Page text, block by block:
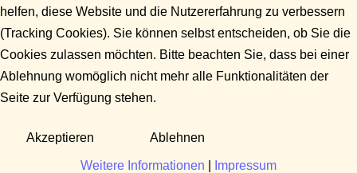
helfen, diese Website und die Nutzererfahrung zu verbessern
(Tracking Cookies). Sie können selbst entscheiden, ob Sie die
Cookies zulassen möchten. Bitte beachten Sie, dass bei einer
Ablehnung womöglich nicht mehr alle Funktionalitäten der
Seite zur Verfügung stehen.
Akzeptieren Ablehnen
Weitere Informationen Impressum